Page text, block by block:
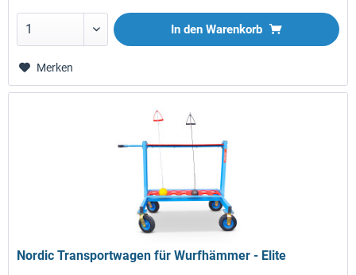
In den Warenkorb
Merken
Nordic Transportwagen für Wurfhämmer - Elite